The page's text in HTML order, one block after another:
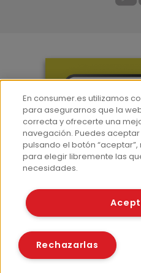
Corpus
©
Políticas
En consumer.es utilizamos
para asegurarnos que la
correcta y ofrecerte una
navegación. Puedes
pulsando el botón
para elegir libremente las
necesidades.
Rechazarlas